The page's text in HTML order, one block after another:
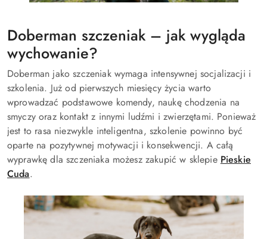
Doberman szczeniak – jak wygląda
wychowanie?
Doberman jako szczeniak wymaga intensywnej socjalizacji i
szkolenia. Już od pierwszych miesięcy życia warto
wprowadzać podstawowe komendy, naukę chodzenia na
smyczy oraz kontakt z innymi ludźmi i zwierzętami. Ponieważ
jest to rasa niezwykle inteligentna, szkolenie powinno być
oparte na pozytywnej motywacji i konsekwencji. A całą
wyprawkę dla szczeniaka możesz zakupić w sklepie Pieskie
Cuda.